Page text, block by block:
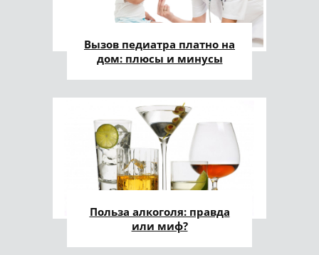
Вызов педиатра платно на
дом: плюсы и минусы
Польза алкоголя: правда
или миф?